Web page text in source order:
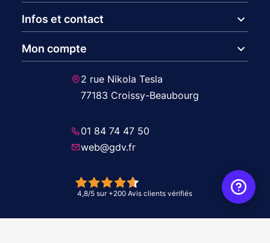
Infos et contact expand_more
Mon compte expand_more
2 rue Nikola Tesla
77183 Croissy-Beaubourg
01 84 74 47 50
web@gdv.fr